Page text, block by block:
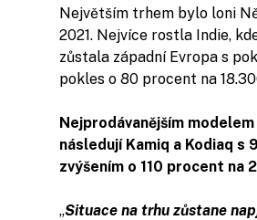
Největším trhem bylo loni
2021. Nejvíce rostla Indie,
zůstala západní Evropa s
pokles o 80 procent na
Nejprodávanějším
následují Kamiq a Kodiaq
zvýšením o 110 procent
„Situace na trhu zůstane